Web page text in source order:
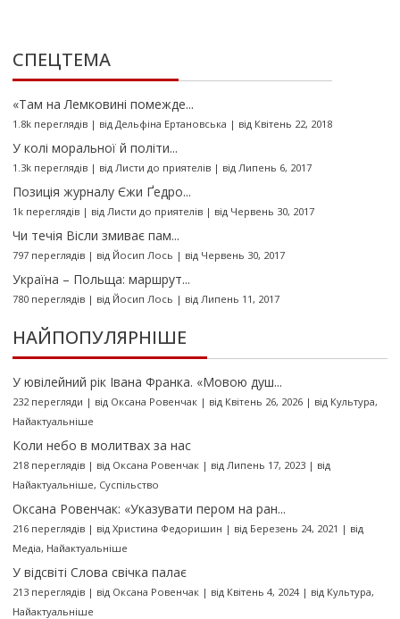
СПЕЦТЕМА
«Там на Лемковині помежде...
1.8k переглядів| від Дельфіна Ертановська | від Квітень 22, 2018
У колі моральної й політи...
1.3k переглядів| від Листи до приятелів| від Липень 6, 2017
Позиція журналу Єжи Ґедро...
1k переглядів| від Листи до приятелів| від Червень 30, 2017
Чи течія Вісли змиває пам...
797 переглядів| від Йосип Лось | від Червень 30, 2017
Україна – Польща: маршрут...
780 переглядів| від Йосип Лось | від Липень 11, 2017
НАЙПОПУЛЯРНІШЕ
У ювілейний рік Івана Франка. «Мовою душ...
232 перегляди | від Оксана Ровенчак| від Квітень 26, 2026| від Культура,
Найактуальніше
Коли небо в молитвах за нас
218 переглядів| від Оксана Ровенчак| від Липень 17, 2023| від
Найактуальніше, Суспільство
Оксана Ровенчак: «Указувати пером на ран...
216 переглядів| від Христина Федоришин | від Березень 24, 2021 | від
Медіа, Найактуальніше
У відсвіті Слова свічка палає
213 переглядів| від Оксана Ровенчак| від Квітень 4, 2024| від Культура,
Найактуальніше